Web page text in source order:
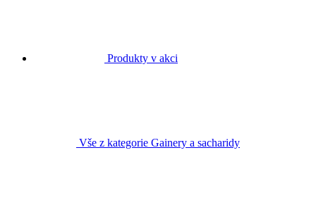
Produkty v akci
Vše z kategorie Gainery a sacharidy